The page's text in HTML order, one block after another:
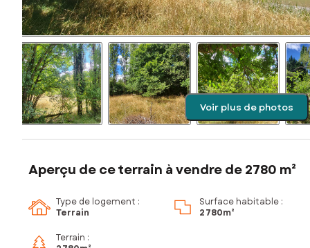
Voir plus de photos
Aperçu de ce terrain à vendre de 2780 m²
Type de logement :
Terrain
Surface habitable :
2 780m²
Terrain :